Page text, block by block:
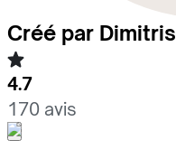
Créé par Dimitris
4.7
170 avis